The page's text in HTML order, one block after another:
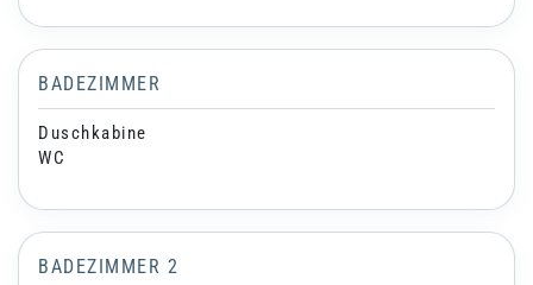
BADEZIMMER
Duschkabine
WC
BADEZIMMER 2